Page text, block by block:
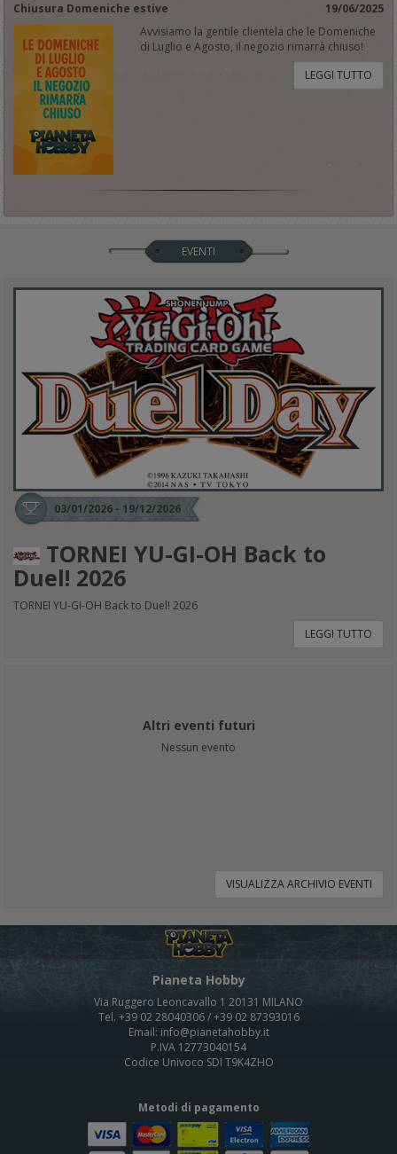
Chiusura Domeniche estive
19/06/2025
Avvisiamo la gentile clientela che le Domeniche
di Luglio e Agosto, il negozio rimarrà chiuso!
LEGGI TUTTO
EVENTI
03/01/2026 - 19/12/2026
TORNEI YU-GI-OH Back to
Duel! 2026
TORNEI YU-GI-OH Back to Duel! 2026
LEGGI TUTTO
Altri eventi futuri
Nessun evento
VISUALIZZA ARCHIVIO EVENTI
Pianeta Hobby
Via Ruggero Leoncavallo 1 20131 MILANO
Tel. +39 02 28040306 / +39 02 87393016
Email: info@pianetahobby.it
P.IVA 12773040154
Codice Univoco SDI T9K4ZHO
Metodi di pagamento